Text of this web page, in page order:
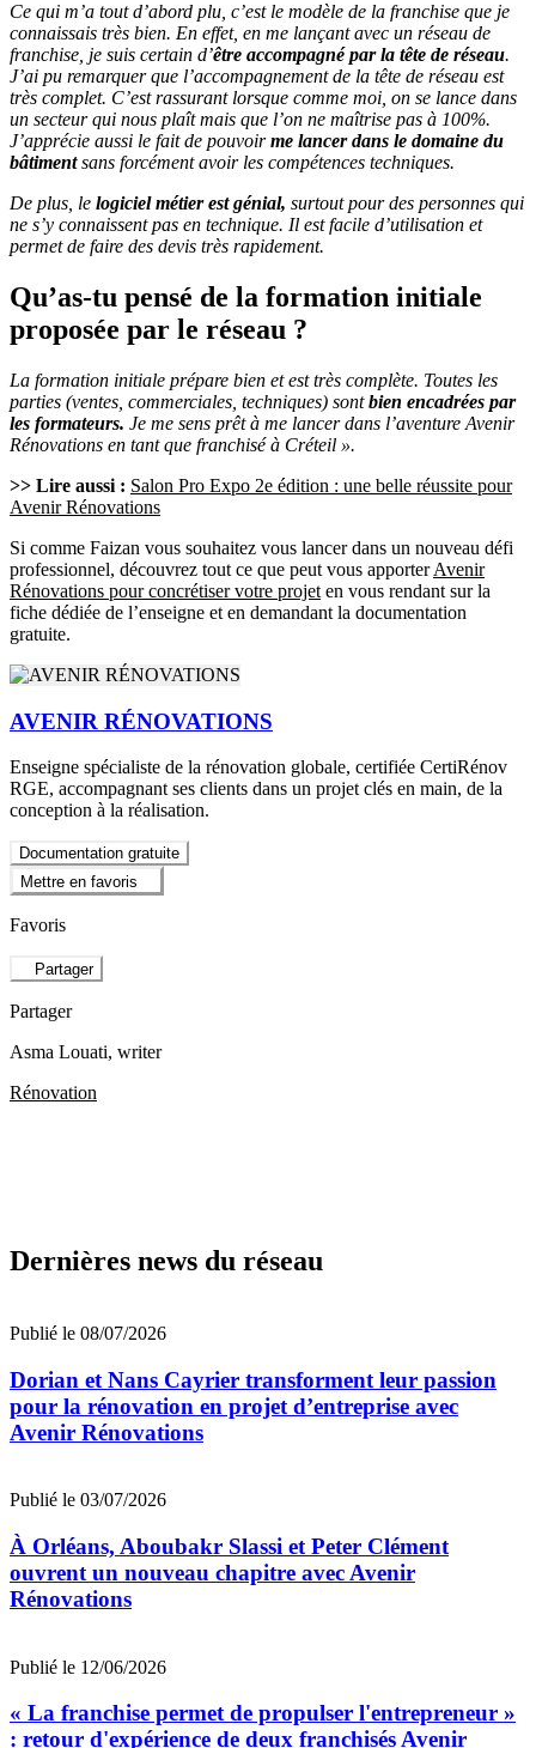
Ce qui m’a tout d’abord plu, c’est le modèle de la franchise que je
connaissais très bien. En effet, en me lançant avec un réseau de
franchise, je suis certain d’être accompagné par la tête de réseau.
J’ai pu remarquer que l’accompagnement de la tête de réseau est
très complet. C’est rassurant lorsque comme moi, on se lance dans
un secteur qui nous plaît mais que l’on ne maîtrise pas à 100%.
J’apprécie aussi le fait de pouvoirme lancer dans le domaine du
bâtimentsans forcément avoir les compétences techniques.
De plus, le logiciel métier est génial, surtout pour des personnes qui
ne s’y connaissent pas en technique. Il est facile d’utilisation et
permet de faire des devis très rapidement.
Qu’as-tu pensé de la formation initiale
proposée par le réseau ?
La formation initiale prépare bien et est très complète. Toutes les
parties (ventes, commerciales, techniques) sontbien encadrées par
les formateurs. Je me sens prêt à me lancer dans l’aventure Avenir
Rénovations en tant que franchisé à Créteil ».
>> Lire aussi : Salon Pro Expo 2e édition : une belle réussite pour
Avenir Rénovations
Si comme Faizan vous souhaitez vous lancer dans un nouveau défi
professionnel, découvrez tout ce que peut vous apporterAvenir
Rénovations pour concrétiser votre projet en vous rendant sur la
fiche dédiée de l’enseigne et en demandant la documentation
gratuite.
AVENIR RÉNOVATIONS
Enseigne spécialiste de la rénovation globale, certifiée CertiRénov
RGE, accompagnant ses clients dans un projet clés en main, de la
conception à la réalisation.
Documentation gratuite
Mettre en favoris
Favoris
Partager
Partager
Asma Louati, writer
Rénovation
Dernières news du réseau
Publié le 08/07/2026
Dorian et Nans Cayrier transforment leur passion
pour la rénovation en projet d’entreprise avec
Avenir Rénovations
Publié le 03/07/2026
À Orléans, Aboubakr Slassi et Peter Clément
ouvrent un nouveau chapitre avec Avenir
Rénovations
Publié le 12/06/2026
« La franchise permet de propulser l'entrepreneur »
: retour d'expérience de deux franchisés Avenir